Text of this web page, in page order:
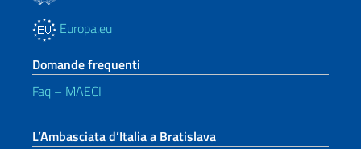
Europa.eu
Domande frequenti
Faq – MAECI
L’Ambasciata d’Italia a Bratislava